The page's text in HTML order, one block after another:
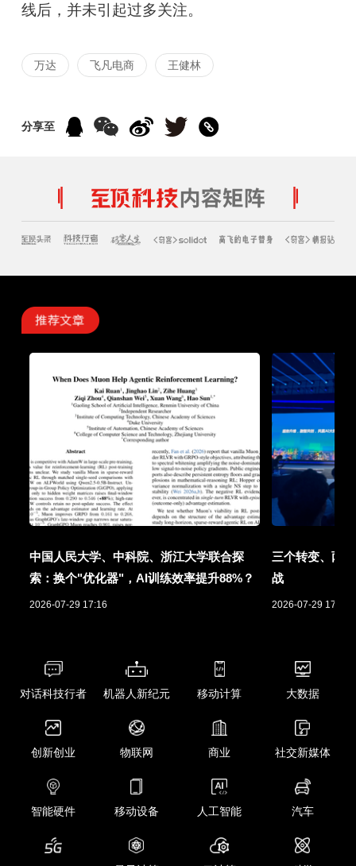
线后，并未引起过多关注。
万达 飞凡电商 王健林
分享至
中国人民大学、中科院、浙江大学联合探
索：换个"优化器"，AI训练效率提升88%？
2026-07-29 17:16
三个转变、两
战
2026-07-29 17:01
对话科技行者 机器人新纪元 移动计算 大数据
创新创业 物联网 商业 社交新媒体
智能硬件 移动设备 人工智能 汽车